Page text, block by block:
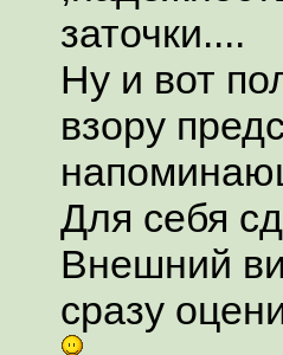
заточки....
Ну и вот
взору
Для себя
Внешний
сразу